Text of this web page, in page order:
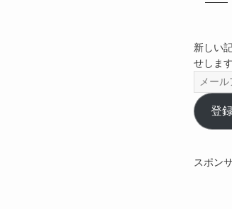
新しい
せします
ー
ル
ア
登
スポン